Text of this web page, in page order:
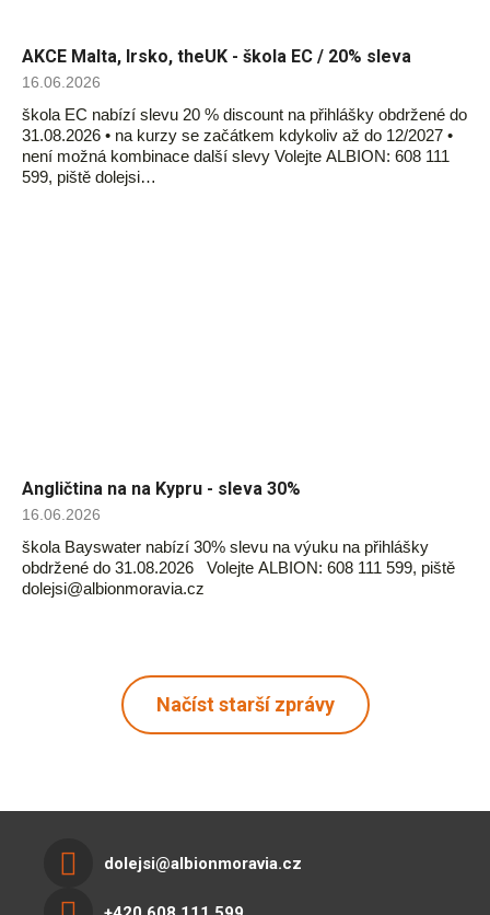
AKCE Malta, Irsko, theUK - škola EC / 20% sleva
16.06.2026
škola EC nabízí slevu 20 % discount na přihlášky obdržené do
31.08.2026 • na kurzy se začátkem kdykoliv až do 12/2027 •
není možná kombinace další slevy Volejte ALBION: 608 111
599, piště dolejsi…
Angličtina na na Kypru - sleva 30%
16.06.2026
škola Bayswater nabízí 30% slevu na výuku na přihlášky
obdržené do 31.08.2026 Volejte ALBION: 608 111 599, piště
dolejsi@albionmoravia.cz
Načíst starší zprávy
dolejsi@albionmoravia.cz